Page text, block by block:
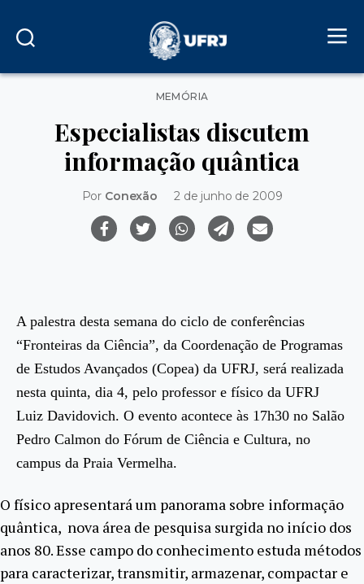
Categorias
MEMÓRIA
Especialistas discutem
informação quântica
Por Conexão 2 de junho de 2009
A palestra desta semana do ciclo de conferências
“Fronteiras da Ciência”, da Coordenação de Programas
de Estudos Avançados (Copea) da UFRJ, será realizada
nesta quinta, dia 4, pelo professor e físico da UFRJ
Luiz Davidovich. O evento acontece às 17h30 no Salão
Pedro Calmon do Fórum de Ciência e Cultura, no
campus da Praia Vermelha.
O físico apresentará um panorama sobre informação
quântica, nova área de pesquisa surgida no início dos
anos 80. Esse campo do conhecimento estuda métodos
para caracterizar, transmitir, armazenar, compactar e